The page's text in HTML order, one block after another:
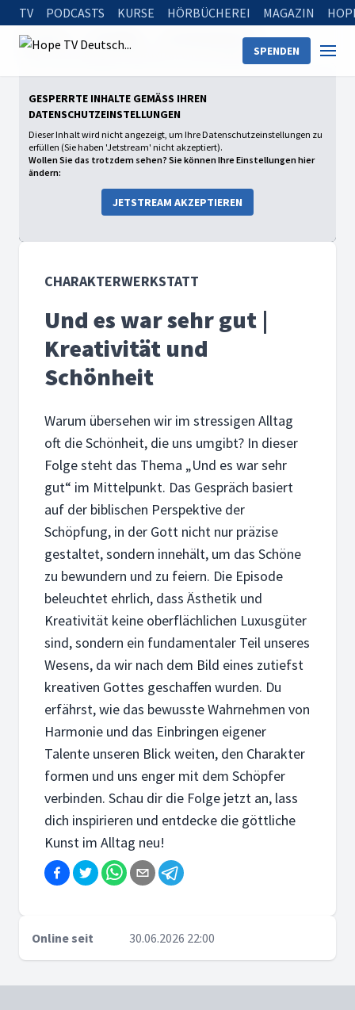
TV PODCASTS KURSE HÖRBÜCHEREI MAGAZIN
SPENDEN
Startseite
Charakterwerkstatt
Und es war sehr gut | Kreativität und Schönheit
GESPERRTE INHALTE GEMÄSS IHREN D
ATENSCHUTZEINSTELLUNGEN
Dieser Inhalt wird nicht angezeigt, um Ihre Datenschutzeinstellungen zu
erfüllen (Sie haben 'Jetstream' nicht akzeptiert).
Wollen Sie das trotzdem sehen? Sie können Ihre Einstellungen hier
ändern:
JETSTREAM AKZEPTIEREN
CHARAKTERWERKSTATT
Und es war sehr gut |
Kreativität und
Schönheit
Warum übersehen wir im stressigen Alltag
oft die Schönheit, die uns umgibt? In dieser
Folge steht das Thema „Und es war sehr
gut“ im Mittelpunkt. Das Gespräch basiert
auf der biblischen Perspektive der
Schöpfung, in der Gott nicht nur präzise
gestaltet, sondern innehält, um das Schöne
zu bewundern und zu feiern. Die Episode
beleuchtet ehrlich, dass Ästhetik und
Kreativität keine oberflächlichen Luxusgüter
sind, sondern ein fundamentaler Teil unseres
Wesens, da wir nach dem Bild eines zutiefst
kreativen Gottes geschaffen wurden. Du
erfährst, wie das bewusste Wahrnehmen von
Harmonie und das Einbringen eigener
Talente unseren Blick weiten, den Charakter
formen und uns enger mit dem Schöpfer
verbinden. Schau dir die Folge jetzt an, lass
dich inspirieren und entdecke die göttliche
Kunst im Alltag neu!
Online seit 30.06.2026 22:00